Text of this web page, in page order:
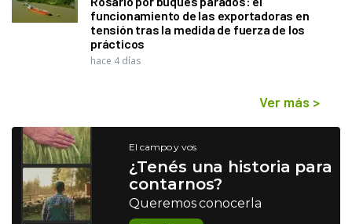
funcionamiento de las exportadoras en
tensión tras la medida de fuerza de los
prácticos
hace 4 días
Ver más >
El campo y vos
¿Tenés una historia para
contarnos?
Queremos conocerla